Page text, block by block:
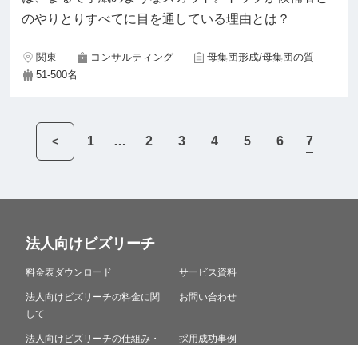
のやりとりすべてに目を通している理由とは？
関東 コンサルティング
母集団形成/母集団の質
51-500名
< 1 … 2 3 4 5 6 7
法人向けビズリーチ
料金表ダウンロード
法人向けビズリーチの料金に関
して
法人向けビズリーチの仕組み・
サービス資料
お問い合わせ
採用成功事例